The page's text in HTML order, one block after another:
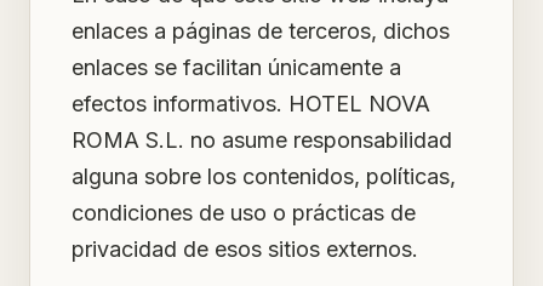
enlaces a páginas de terceros, dichos
enlaces se facilitan únicamente a
efectos informativos. HOTEL NOVA
ROMA S.L. no asume responsabilidad
alguna sobre los contenidos, políticas,
condiciones de uso o prácticas de
privacidad de esos sitios externos.